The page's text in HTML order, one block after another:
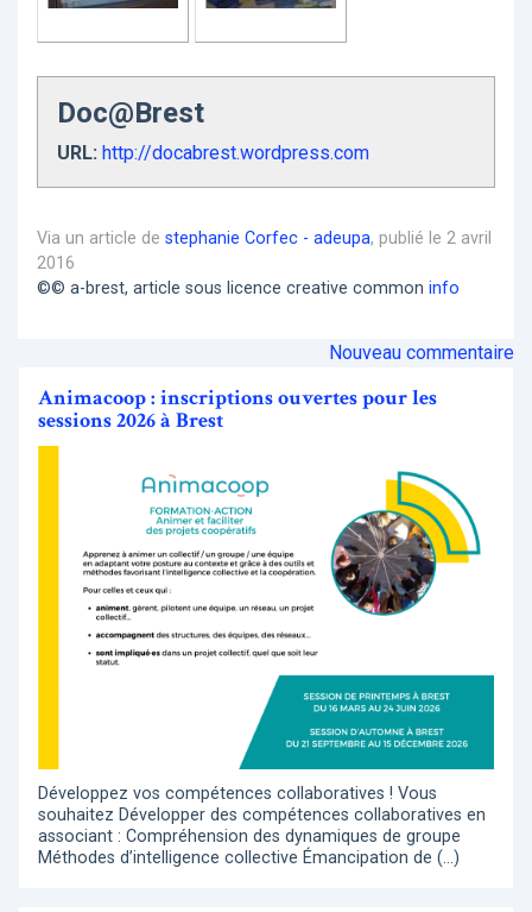
Doc@Brest
URL: http://docabrest.wordpress.com
Via un article de stephanie Corfec - adeupa, publié le 2 avril
2016
©© a-brest, article sous licence creative common info
Nouveau commentaire
Animacoop : inscriptions ouvertes pour les
sessions 2026 à Brest
Développez vos compétences collaboratives ! Vous
souhaitez Développer des compétences collaboratives en
associant : Compréhension des dynamiques de groupe
Méthodes d’intelligence collective Émancipation de (…)